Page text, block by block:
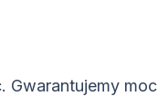
Gwarantujemy moc